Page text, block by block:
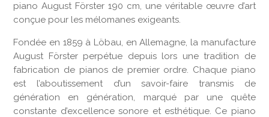
piano August Förster 190 cm, une véritable œuvre d’art
conçue pour les mélomanes exigeants.
Fondée en 1859 à Löbau, en Allemagne, la manufacture
August Förster perpétue depuis lors une tradition de
fabrication de pianos de premier ordre. Chaque piano
est l’aboutissement d’un savoir-faire transmis de
génération en génération, marqué par une quête
constante d’excellence sonore et esthétique. Ce piano